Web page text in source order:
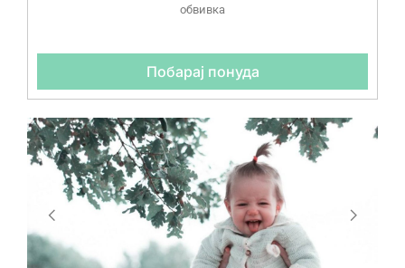
обвивка
Побарај понуда